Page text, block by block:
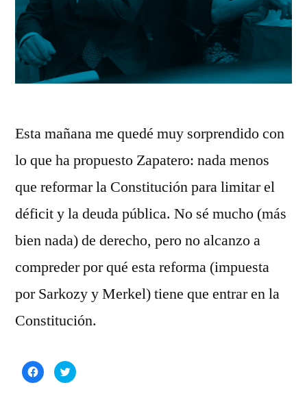
Esta mañana me quedé muy sorprendido con
lo que ha propuesto Zapatero: nada menos
que reformar la Constitución para limitar el
déficit y la deuda pública. No sé mucho (más
bien nada) de derecho, pero no alcanzo a
compreder por qué esta reforma (impuesta
por Sarkozy y Merkel) tiene que entrar en la
Constitución.
Haz
clic
Haz
clic